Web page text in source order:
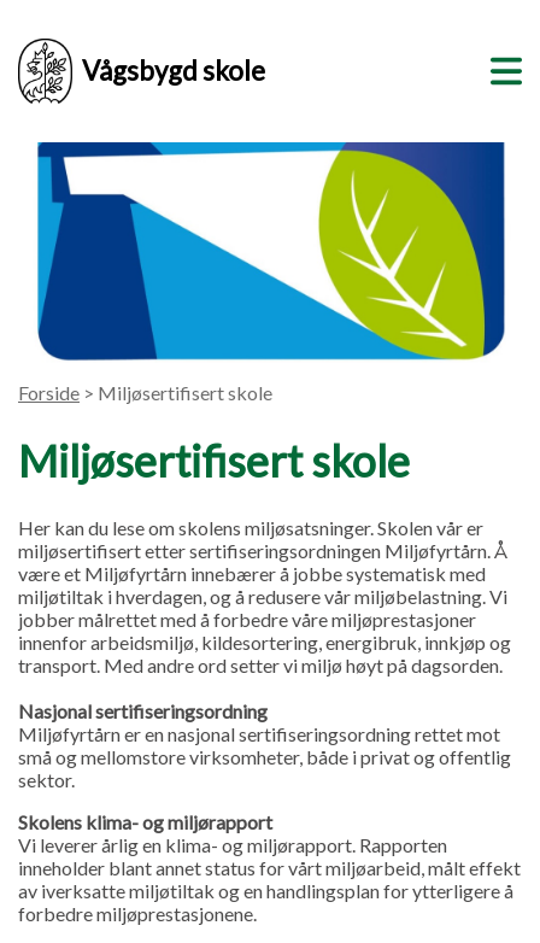
Vågsbygd skole
Forside > Miljøsertifisert skole
Miljøsertifisert skole
Her kan du lese om skolens miljøsatsninger. Skolen vår er
miljøsertifisert etter sertifiseringsordningen Miljøfyrtårn. Å
være et Miljøfyrtårn innebærer å jobbe systematisk med
miljøtiltak i hverdagen, og å redusere vår miljøbelastning. Vi
jobber målrettet med å forbedre våre miljøprestasjoner
innenfor arbeidsmiljø, kildesortering, energibruk, innkjøp og
transport. Med andre ord setter vi miljø høyt på dagsorden.
Nasjonal sertifiseringsordning
Miljøfyrtårn er en nasjonal sertifiseringsordning rettet mot
små og mellomstore virksomheter, både i privat og offentlig
sektor.
Skolens klima- og miljørapport
Vi leverer årlig en klima- og miljørapport. Rapporten
inneholder blant annet status for vårt miljøarbeid, målt effekt
av iverksatte miljøtiltak og en handlingsplan for ytterligere å
forbedre miljøprestasjonene.